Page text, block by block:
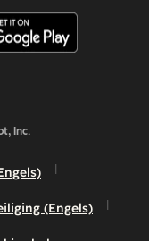
Inc.
(Engels)